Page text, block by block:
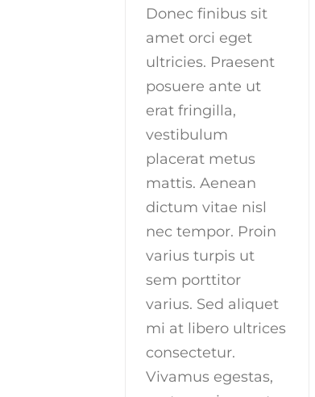
Donec finibus sit
amet orci eget
ultricies. Praesent
posuere ante ut
erat fringilla,
vestibulum
placerat metus
mattis. Aenean
dictum vitae nisl
nec tempor. Proin
varius turpis ut
sem porttitor
varius. Sed aliquet
mi at libero ultrices
consectetur.
Vivamus egestas,